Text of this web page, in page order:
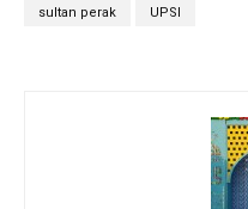
sultan perak UPSI